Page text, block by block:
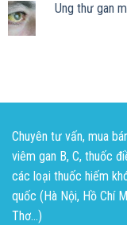
Ung thư gan
Chuyên tư vấn, mua
viêm gan B, C, thuốc
các loại thuốc hiếm
quốc (Hà Nội, Hồ Chí
Thơ...)